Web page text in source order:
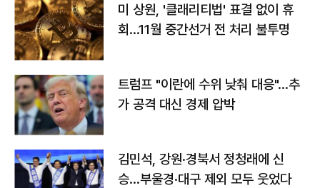
미 상원, '클래리티법' 표결 없이 휴
회…11월 중간선거 전 처리 불투명
트럼프 "이란에 수위 낮춰 대응"…추
가 공격 대신 경제 압박
김민석, 강원·경북서 정청래에 신
승…부울경·대구 제외 모두 웃었다